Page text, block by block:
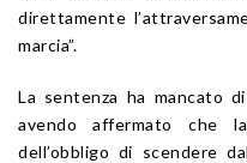
direttamente
marcia”.
La sentenza ha mancato
avendo affermato che
dell’obbligo di scendere